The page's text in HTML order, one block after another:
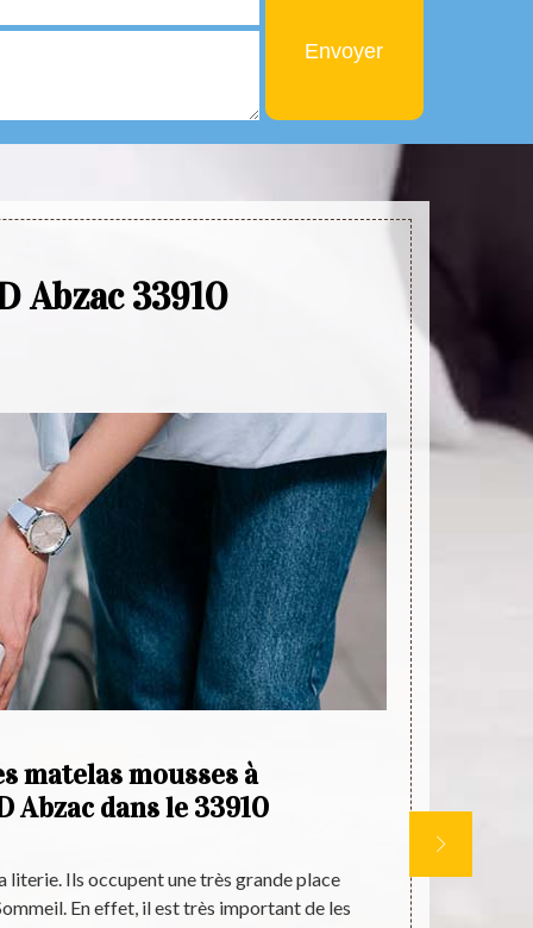
Abzac 33910
matelas mousses à
Abzac dans le 33910
literie. Ils occupent une très grande place
En effet, il est très important de les
Pour l’achat